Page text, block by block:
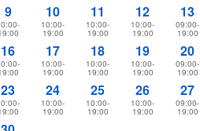
9 10
10:00-
19:00
11
10:00-
19:00
12
10:00-
19:00
13
09:00-
19:00
16 17
10:00-
19:00
18
10:00-
19:00
19
10:00-
19:00
20
09:00-
19:00
23 24
10:00-
19:00
25
10:00-
19:00
26
10:00-
19:00
27
09:00-
19:00